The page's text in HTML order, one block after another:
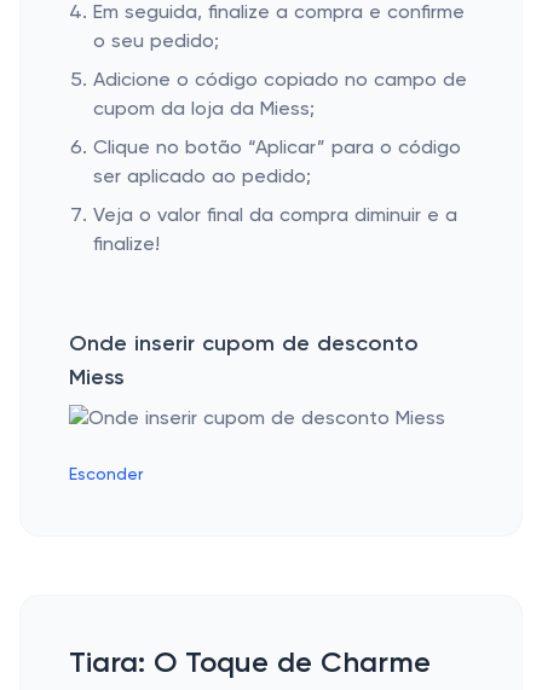
Em seguida, finalize a compra e confirme
o seu pedido;
Adicione o código copiado no campo de
cupom da loja da Miess;
Clique no botão “Aplicar” para o código
ser aplicado ao pedido;
Veja o valor final da compra diminuir e a
finalize!
Onde inserir cupom de desconto
Miess
Esconder
Tiara: O Toque de Charme